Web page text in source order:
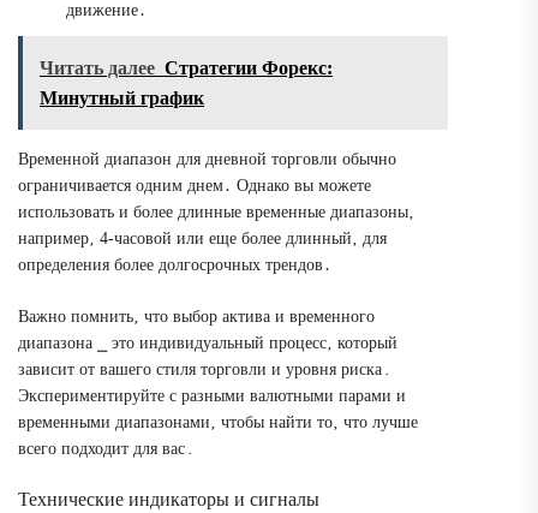
движение․
Читать далее Стратегии Форекс:
Минутный график
Временной диапазон для дневной торговли обычно
ограничивается одним днем․ Однако вы можете
использовать и более длинные временные диапазоны‚
например‚ 4-часовой или еще более длинный‚ для
определения более долгосрочных трендов․
Важно помнить‚ что выбор актива и временного
диапазона ⎯ это индивидуальный процесс‚ который
зависит от вашего стиля торговли и уровня риска․
Экспериментируйте с разными валютными парами и
временными диапазонами‚ чтобы найти то‚ что лучше
всего подходит для вас․
Технические индикаторы и сигналы